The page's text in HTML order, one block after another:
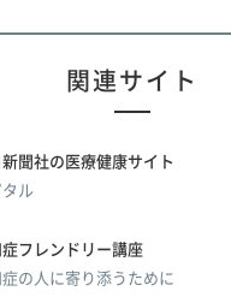
関連サイト
聞社の医療健康サイト
ル
フレンドリー講座
の人に寄り添うために